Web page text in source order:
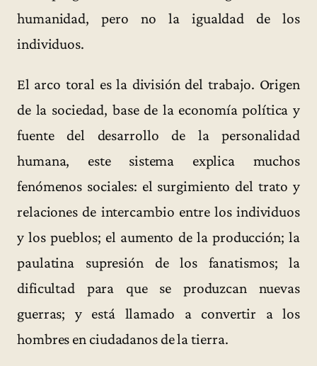
humanidad, pero no la igualdad de los
individuos.
El arco toral es la división del trabajo. Origen
de la sociedad, base de la economía política y
fuente del desarrollo de la personalidad
humana, este sistema explica muchos
fenómenos sociales: el surgimiento del trato y
relaciones de intercambio entre los individuos
y los pueblos; el aumento de la producción; la
paulatina supresión de los fanatismos; la
dificultad para que se produzcan nuevas
guerras; y está llamado a convertir a los
hombres en ciudadanos de la tierra.